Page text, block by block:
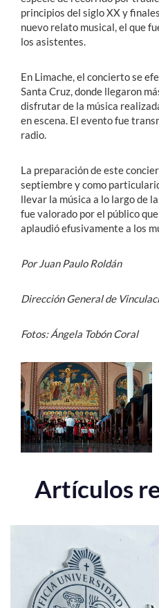
principios del siglo XX y
nuevo relato musical, el que
los asistentes.
En Limache, el concierto se
Santa Cruz, donde llegaron
disfrutar de la música
en escena. El evento fue
radio.
La preparación de este
septiembre y como
llevar la música a lo largo de
fue valorado por el público
aplaudió efusivamente a los
Por Juan Paulo Roldán
Dirección General de
Fotos: Ángela Tobón Coral
Artículos